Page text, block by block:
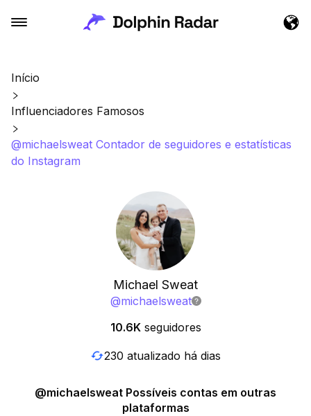
Início
Influenciadores Famosos
@michaelsweat Contador de seguidores e estatísticas
do Instagram
Michael Sweat
@michaelsweat
10.6K seguidores
230 atualizado há dias
@michaelsweat Possíveis contas em outras
plataformas